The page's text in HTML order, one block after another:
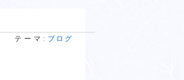
テーマ: ブログ